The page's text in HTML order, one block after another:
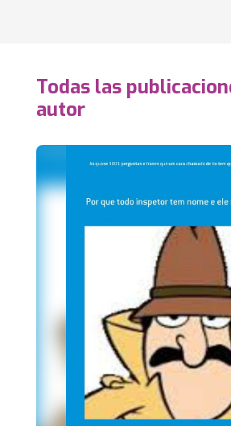
Todas las
autor